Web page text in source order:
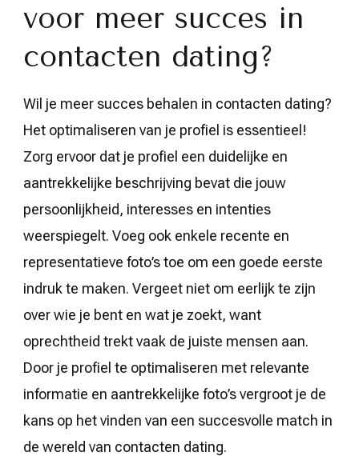
voor meer succes in
contacten dating?
Wil je meer succes behalen in contacten dating?
Het optimaliseren van je profiel is essentieel!
Zorg ervoor dat je profiel een duidelijke en
aantrekkelijke beschrijving bevat die jouw
persoonlijkheid, interesses en intenties
weerspiegelt. Voeg ook enkele recente en
representatieve foto’s toe om een goede eerste
indruk te maken. Vergeet niet om eerlijk te zijn
over wie je bent en wat je zoekt, want
oprechtheid trekt vaak de juiste mensen aan.
Door je profiel te optimaliseren met relevante
informatie en aantrekkelijke foto’s vergroot je de
kans op het vinden van een succesvolle match in
de wereld van contacten dating.